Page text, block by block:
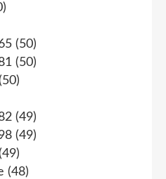
(50)
(50)
(49)
(49)
(48)